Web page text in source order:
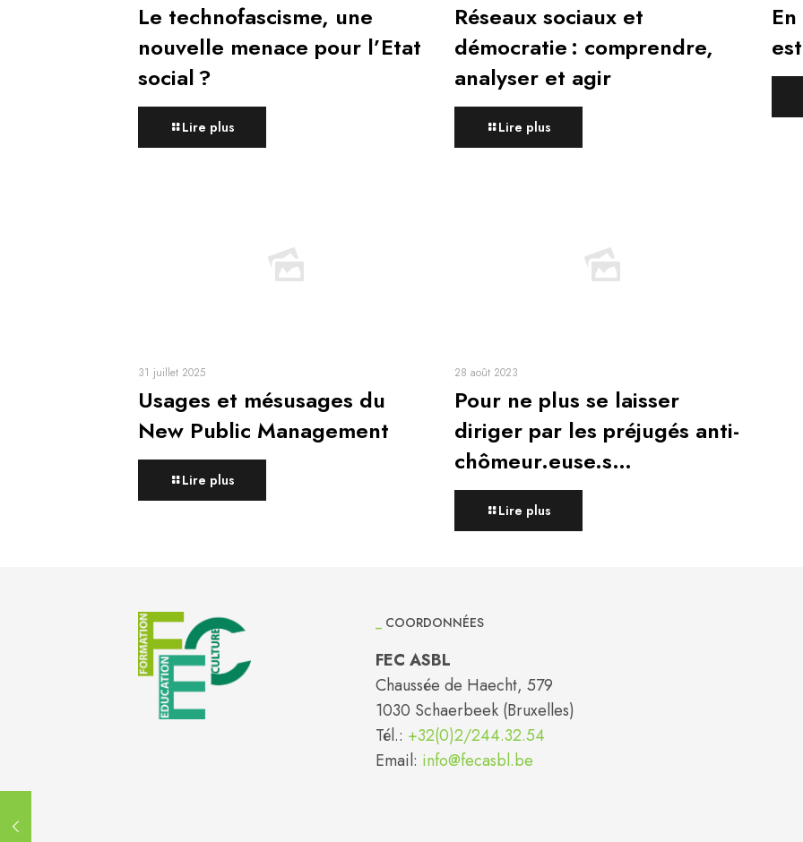
Le technofascisme, une
nouvelle menace pour l’Etat
social ?
Lire plus
Réseaux sociaux et
démocratie : comprendre,
analyser et agir
Lire plus
31 juillet 2025
Usages et mésusages du
New Public Management
Lire plus
28 août 2023
Pour ne plus se laisser
diriger par les préjugés anti-
chômeur.euse.s…
Lire plus
COORDONNÉES
FEC ASBL
Chaussée de Haecht, 579
1030 Schaerbeek (Bruxelles)
Tél.: +32(0)2/244.32.54
Email: info@fecasbl.be